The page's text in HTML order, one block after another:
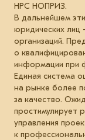
НРС НОПРИЗ.
В дальнейшем
юридических
организаций.
о
информации при
Единая система
на рынке более
за качество.
простимулирует
управления
к